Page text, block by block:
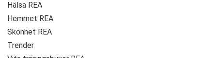
Hälsa REA
Hemmet REA
Skönhet REA
Trender